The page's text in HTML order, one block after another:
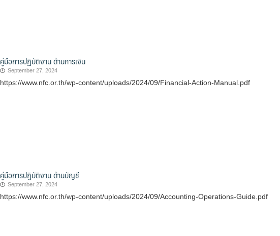
คู่มือการปฏิบัติงาน ด้านการเงิน
September 27, 2024
https://www.nfc.or.th/wp-content/uploads/2024/09/Financial-Action-Manual.pdf
คู่มือการปฎิบัติงาน ด้านบัญชี
September 27, 2024
https://www.nfc.or.th/wp-content/uploads/2024/09/Accounting-Operations-Guide.pdf